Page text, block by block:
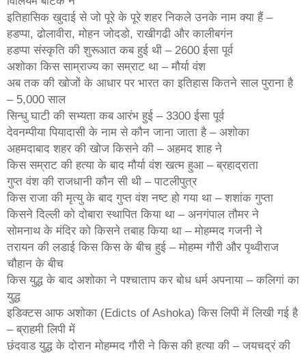
इतिहासिक खुदाई से जो पूरे के पूरे शहर निकले उनके नाम क्या हैं –
हडप्पा, ढोलावीरा, मोहन जोदडो, राखीगढी और कालीबगंन
हडप्पा संस्कृति की शुरूआत कब हुई थी – 2600 ईसा पूर्व
अशोका किस साम्राज्य का सम्राट था – मौर्या वंश
अब तक की खोजों के आधार पर भारत का इतिहास कितने साल पुराना है
– 5,000 साल
सिन्धु घाटी की सभ्यता कब आरंभ हुई – 3300 ईसा पूर्व
देवनम्पीया पियादासी के नाम से कौन जाना जाता है – अशोका
अहमदाबाद शहर की खोज किसने की – अहमद शाह ने
किस सम्राट की हत्या के बाद मौर्या वंश खत्म हुआ – ब्रहाद्राता
गुप्त वंश की राजधानी कौन सी थी – पाटलीपुत्र
किस राजा की मृत्यु के बाद गुप्त वंश नष्ट हो गया था – शशांक गुप्ता
किसने दिल्ली को दोबारा स्थापित किया था – अनगंपाल तौमर ने
सोमनाथ के मंदिर को किसने तबाह किया था – मोहम्मद गजनी ने
तरायन की लडाई किस किस के बीच हुई – मोहम्म गौरी और पृथ्वीराज
चौहान के बीच
किस युद्ध के बाद अशोका ने पश्चाताप कर बोध धर्म अपनाया – कलिगां का
युद्ध
इडिक्टस आफ अशोका (Edicts of Ashoka) किस लिपी में लिखी गई है
– ब्राहमी लिपी में
छंदवाड युद्ध के दोरान मोहम्मद गौरी ने किस की हत्या की – जयचद्रं की